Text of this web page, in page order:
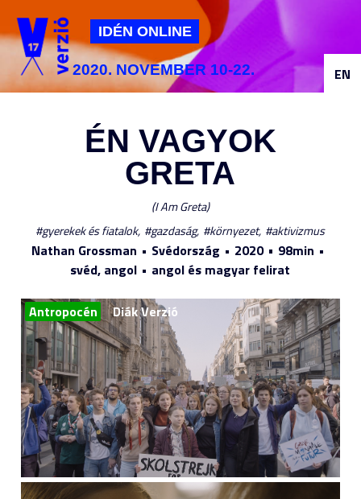
Jump to navigation
IDÉN ONLINE
2020. NOVEMBER 10-22.
ÉN VAGYOK
GRETA
I Am Greta
gyerekek és fiatalok
gazdaság környezet aktivizmus
Nathan Grossman Svédország 2020
98min
svéd, angol
angol és magyar felirat
Antropocén Diák Verzió
EN